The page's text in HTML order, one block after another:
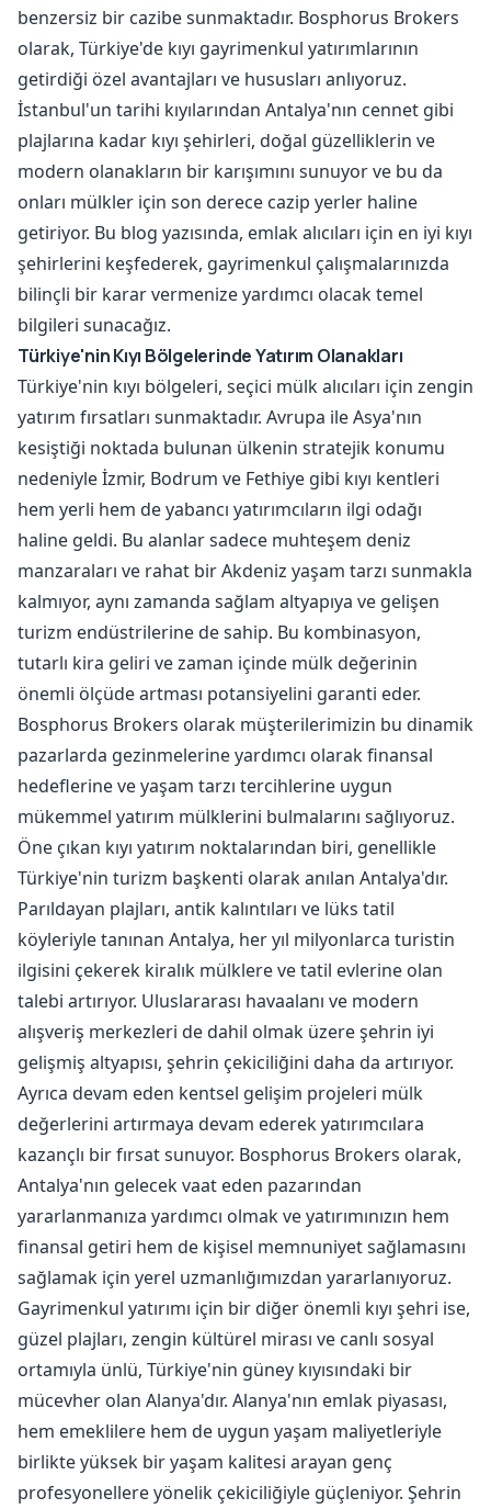
benzersiz bir cazibe sunmaktadır. Bosphorus Brokers
olarak, Türkiye'de kıyı gayrimenkul yatırımlarının
getirdiği özel avantajları ve hususları anlıyoruz.
İstanbul'un tarihi kıyılarından Antalya'nın cennet gibi
plajlarına kadar kıyı şehirleri, doğal güzelliklerin ve
modern olanakların bir karışımını sunuyor ve bu da
onları mülkler için son derece cazip yerler haline
getiriyor. Bu blog yazısında, emlak alıcıları için en iyi kıyı
şehirlerini keşfederek, gayrimenkul çalışmalarınızda
bilinçli bir karar vermenize yardımcı olacak temel
bilgileri sunacağız.
Türkiye'nin Kıyı Bölgelerinde Yatırım Olanakları
Türkiye'nin kıyı bölgeleri, seçici mülk alıcıları için zengin
yatırım fırsatları sunmaktadır. Avrupa ile Asya'nın
kesiştiği noktada bulunan ülkenin stratejik konumu
nedeniyle İzmir, Bodrum ve Fethiye gibi kıyı kentleri
hem yerli hem de yabancı yatırımcıların ilgi odağı
haline geldi. Bu alanlar sadece muhteşem deniz
manzaraları ve rahat bir Akdeniz yaşam tarzı sunmakla
kalmıyor, aynı zamanda sağlam altyapıya ve gelişen
turizm endüstrilerine de sahip. Bu kombinasyon,
tutarlı kira geliri ve zaman içinde mülk değerinin
önemli ölçüde artması potansiyelini garanti eder.
Bosphorus Brokers olarak müşterilerimizin bu dinamik
pazarlarda gezinmelerine yardımcı olarak finansal
hedeflerine ve yaşam tarzı tercihlerine uygun
mükemmel yatırım mülklerini bulmalarını sağlıyoruz.
Öne çıkan kıyı yatırım noktalarından biri, genellikle
Türkiye'nin turizm başkenti olarak anılan Antalya'dır.
Parıldayan plajları, antik kalıntıları ve lüks tatil
köyleriyle tanınan Antalya, her yıl milyonlarca turistin
ilgisini çekerek kiralık mülklere ve tatil evlerine olan
talebi artırıyor. Uluslararası havaalanı ve modern
alışveriş merkezleri de dahil olmak üzere şehrin iyi
gelişmiş altyapısı, şehrin çekiciliğini daha da artırıyor.
Ayrıca devam eden kentsel gelişim projeleri mülk
değerlerini artırmaya devam ederek yatırımcılara
kazançlı bir fırsat sunuyor. Bosphorus Brokers olarak,
Antalya'nın gelecek vaat eden pazarından
yararlanmanıza yardımcı olmak ve yatırımınızın hem
finansal getiri hem de kişisel memnuniyet sağlamasını
sağlamak için yerel uzmanlığımızdan yararlanıyoruz.
Gayrimenkul yatırımı için bir diğer önemli kıyı şehri ise,
güzel plajları, zengin kültürel mirası ve canlı sosyal
ortamıyla ünlü, Türkiye'nin güney kıyısındaki bir
mücevher olan Alanya'dır. Alanya'nın emlak piyasası,
hem emeklilere hem de uygun yaşam maliyetleriyle
birlikte yüksek bir yaşam kalitesi arayan genç
profesyonellere yönelik çekiciliğiyle güçleniyor. Şehrin